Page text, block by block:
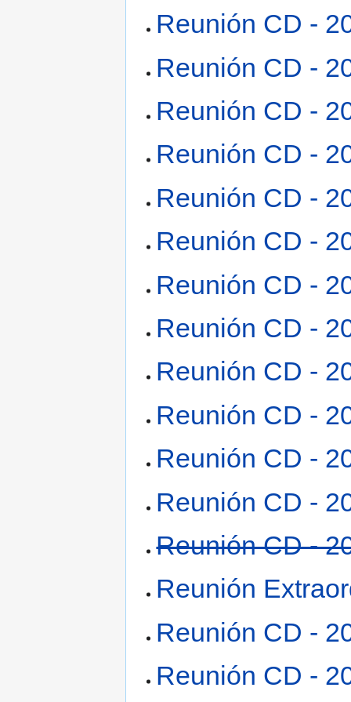
Reunión CD -
Reunión CD -
Reunión CD -
Reunión CD -
Reunión CD -
Reunión CD -
Reunión CD -
Reunión CD -
Reunión CD -
Reunión CD -
Reunión CD -
Reunión CD -
Reunión CD -
Reunión
Reunión CD -
Reunión CD -